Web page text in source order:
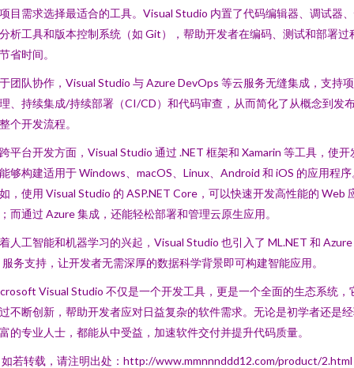
目需求选择最适合的工具。Visual Studio 内置了代码编辑器、调试器
析工具和版本控制系统（如 Git），帮助开发者在编码、测试和部署过
省时间。
团队协作，Visual Studio 与 Azure DevOps 等云服务无缝集成，支持
、持续集成/持续部署（CI/CD）和代码审查，从而简化了从概念到发
个开发流程。
平台开发方面，Visual Studio 通过 .NET 框架和 Xamarin 等工具，使开
够构建适用于 Windows、macOS、Linux、Android 和 iOS 的应用程序
，使用 Visual Studio 的 ASP.NET Core，可以快速开发高性能的 Web
而通过 Azure 集成，还能轻松部署和管理云原生应用。
人工智能和机器学习的兴起，Visual Studio 也引入了 ML.NET 和 Azure
务支持，让开发者无需深厚的数据科学背景即可构建智能应用。
Visual Studio 不仅是一个开发工具，更是一个全面的生态系统，
不断创新，帮助开发者应对日益复杂的软件需求。无论是初学者还是
的专业人士，都能从中受益，加速软件交付并提升代码质量。
如若转载，请注明出处：http://www.mmnnnddd12.com/product/2.html